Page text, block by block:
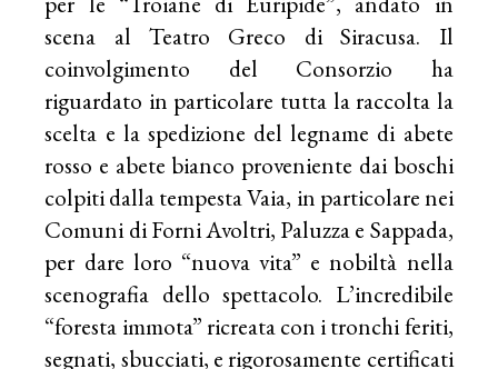
scena al Teatro Greco di Siracusa. Il
coinvolgimento del Consorzio ha
riguardato in particolare tutta la raccolta la
scelta e la spedizione del legname di abete
rosso e abete bianco proveniente dai boschi
colpiti dalla tempesta Vaia, in particolare nei
Comuni di Forni Avoltri, Paluzza e Sappada,
per dare loro “nuova vita” e nobiltà nella
scenografia dello spettacolo. L’incredibile
“foresta immota” ricreata con i tronchi feriti,
segnati, sbucciati, e rigorosamente certificati